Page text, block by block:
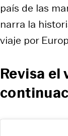
país de las
narra la
viaje por
Revisa el